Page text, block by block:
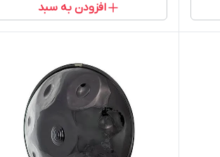
افزودن به سبد